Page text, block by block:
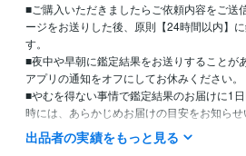
■ご購入いただきましたらご依頼内容をご送
ージをお送りした後、原則【24時間以内】
す。
■夜中や早朝に鑑定結果をお送りすることが
アプリの通知をオフにしてお休みください。
■やむを得ない事情で鑑定結果のお届けに1
時には、あらかじめお届けの目安をお知らせ
■サービスの質を保つため、私自身のコンデ
ングで鑑定を行っております。やり取りは必
出品者の実績をもっと見る